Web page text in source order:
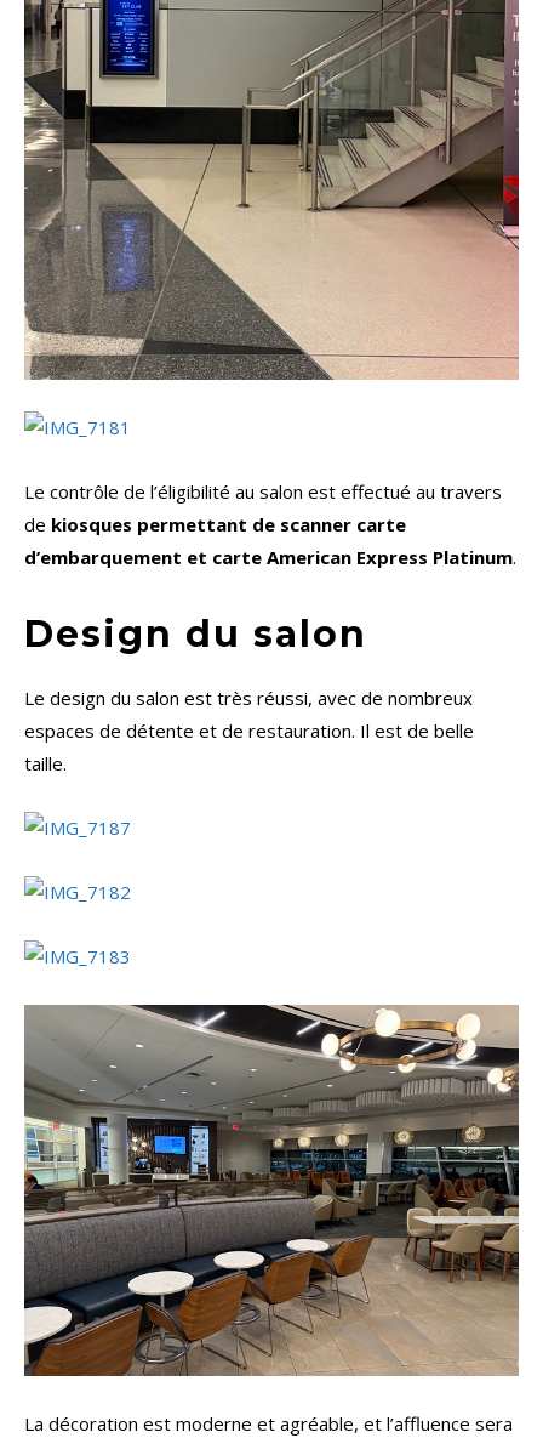
Le contrôle de l’éligibilité au salon est effectué au travers
de kiosques permettant de scanner carte
d’embarquement et carte American Express Platinum.
Design du salon
Le design du salon est très réussi, avec de nombreux
espaces de détente et de restauration. Il est de belle
taille.
La décoration est moderne et agréable, et l’affluence sera